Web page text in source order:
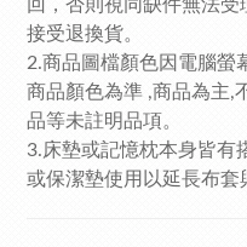
回，否則視同缺件無法
接受退換貨。
2.商品圖檔顏色因電腦螢
商品顏色為準 ,商品為主,
品等未註明品項。
3.床墊或記憶枕本身皆有
或保潔墊使用以延長布套